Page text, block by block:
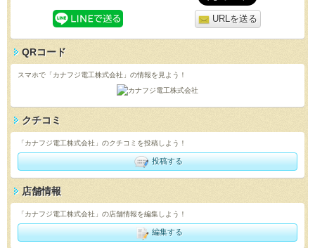
URLを送る
QRコード
スマホで「カナフジ電工株式会社」の情報を見よう！
クチコミ
「カナフジ電工株式会社」のクチコミを投稿しよう！
投稿する
店舗情報
「カナフジ電工株式会社」の店舗情報を編集しよう！
編集する